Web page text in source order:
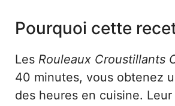
Pourquoi cette
Les Rouleaux Croustillants
40 minutes, vous obtenez
des heures en cuisine.